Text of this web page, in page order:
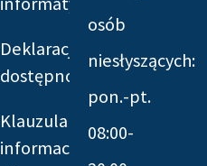
Deklaracja
dostępności
Klauzula
informacyjna
osób
niesłyszących:
pon.-pt.
08:00-